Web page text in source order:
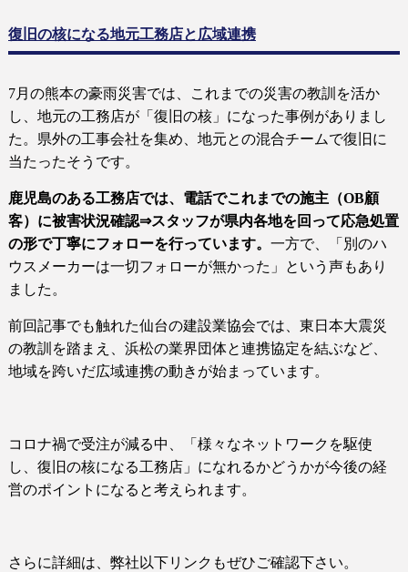
復旧の核になる地元工務店と広域連携
7月の熊本の豪雨災害では、これまでの災害の教訓を活か
し、地元の工務店が「復旧の核」になった事例がありまし
た。県外の工事会社を集め、地元との混合チームで復旧に
当たったそうです。
鹿児島のある工務店では、電話でこれまでの施主（OB顧
客）に被害状況確認⇒スタッフが県内各地を回って応急処置
の形で丁寧にフォローを行っています。 一方で、「別のハ
ウスメーカーは一切フォローが無かった」という声もあり
ました。
前回記事でも触れた仙台の建設業協会では、東日本大震災
の教訓を踏まえ、浜松の業界団体と連携協定を結ぶなど、
地域を跨いだ広域連携の動きが始まっています。
コロナ禍で受注が減る中、「様々なネットワークを駆使
し、復旧の核になる工務店」になれるかどうかが今後の経
営のポイントになると考えられます。
さらに詳細は、弊社以下リンクもぜひご確認下さい。